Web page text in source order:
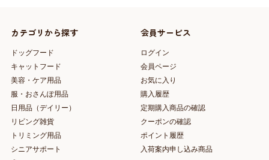
カテゴリから探す
ドッグフード
キャットフード
美容・ケア用品
服・おさんぽ用品
日用品（デイリー）
リビング雑貨
トリミング用品
シニアサポート
会員サービス
ログイン
会員ページ
お気に入り
購入履歴
定期購入商品の確認
クーポンの確認
ポイント履歴
入荷案内申し込み商品